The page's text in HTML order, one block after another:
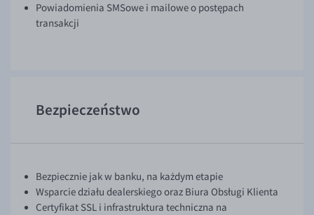
Powiadomienia SMSowe i mailowe o postępach
transakcji
Bezpieczeństwo
Bezpiecznie jak w banku, na każdym etapie
Wsparcie działu dealerskiego oraz Biura Obsługi Klienta
Certyfikat SSL i infrastruktura techniczna na